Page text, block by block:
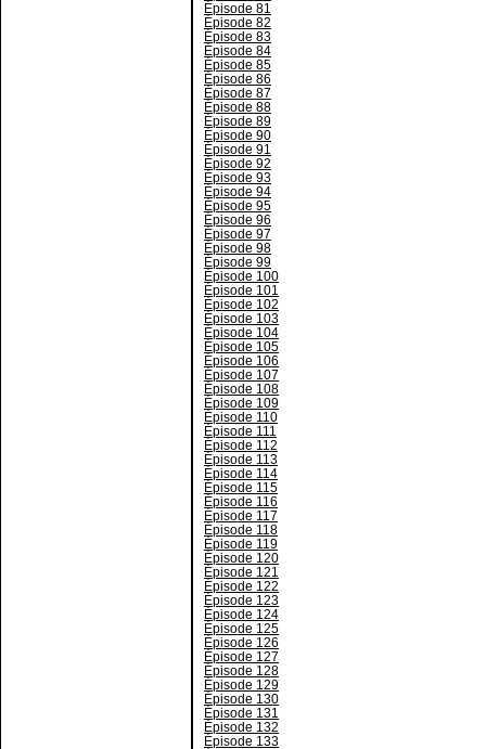
Épisode 81
Épisode 82
Épisode 83
Épisode 84
Épisode 85
Épisode 86
Épisode 87
Épisode 88
Épisode 89
Épisode 90
Épisode 91
Épisode 92
Épisode 93
Épisode 94
Épisode 95
Épisode 96
Épisode 97
Épisode 98
Épisode 99
Épisode 100
Épisode 101
Épisode 102
Épisode 103
Épisode 104
Épisode 105
Épisode 106
Épisode 107
Épisode 108
Épisode 109
Épisode 110
Épisode 111
Épisode 112
Épisode 113
Épisode 114
Épisode 115
Épisode 116
Épisode 117
Épisode 118
Épisode 119
Épisode 120
Épisode 121
Épisode 122
Épisode 123
Épisode 124
Épisode 125
Épisode 126
Épisode 127
Épisode 128
Épisode 129
Épisode 130
Épisode 131
Épisode 132
Épisode 133